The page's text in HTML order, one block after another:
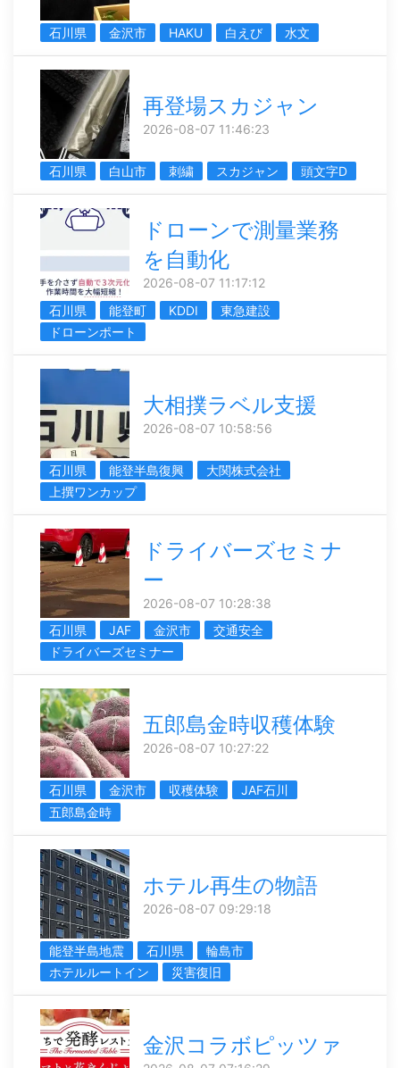
石川県 金沢市 HAKU 白えび 水文
再登場スカジャン
2026-08-07 11:46:23
石川県 白山市 刺繍 スカジャン 頭文字D
ドローンで測量業務
を自動化
2026-08-07 11:17:12
石川県
能登町 KDDI
東急建設
ドローンポート
大相撲ラベル支援
2026-08-07 10:58:56
石川県 能登半島復興
大関株式会社
上撰ワンカップ
ドライバーズセミナ
ー
2026-08-07 10:28:38
石川県
JAF 金沢市
交通安全
ドライバーズセミナー
五郎島金時収穫体験
2026-08-07 10:27:22
石川県 金沢市 収穫体験
JAF石川
五郎島金時
ホテル再生の物語
2026-08-07 09:29:18
能登半島地震 石川県
輪島市
ホテルルートイン
災害復旧
金沢コラボピッツァ